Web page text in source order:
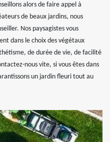
alors de faire appel à
de beaux jardins, nous
Nos paysagistes vous
dans le choix des végétaux
de durée de vie, de facilité
nous vite, si vous êtes dans
un jardin fleuri tout au